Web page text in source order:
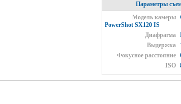
Параметры
Модель камеры
PowerShot SX120 IS
Диафрагма
Выдержка
Фокусное расстояние
ISO